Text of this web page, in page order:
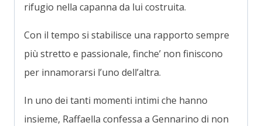
rifugio nella capanna da lui costruita.
Con il tempo si stabilisce una rapporto sempre
più stretto e passionale, finche’ non finiscono
per innamorarsi l’uno dell’altra.
In uno dei tanti momenti intimi che hanno
insieme, Raffaella confessa a Gennarino di non